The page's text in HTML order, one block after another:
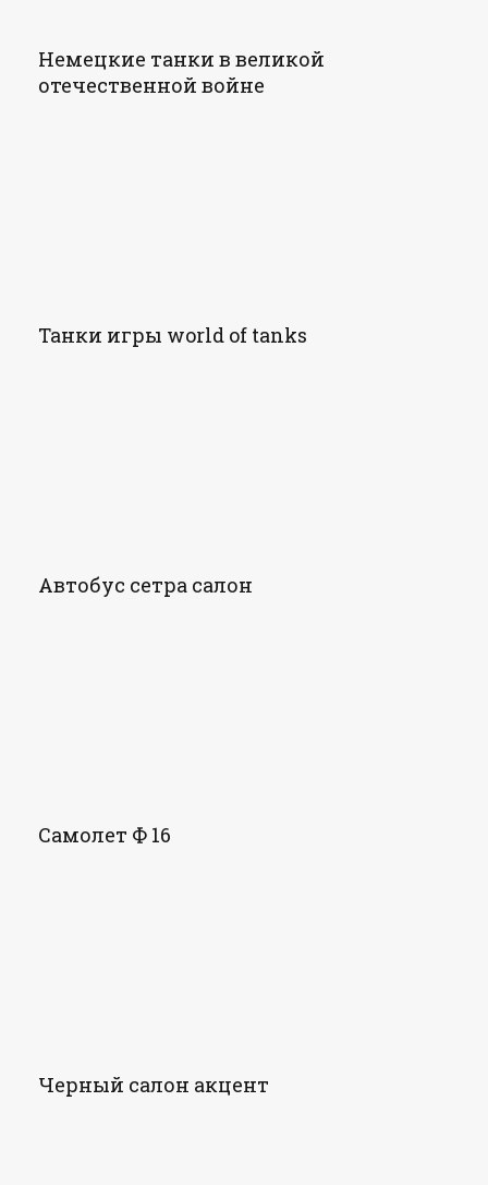
Немецкие танки в великой
отечественной войне
Танки игры world of tanks
Автобус сетра салон
Самолет Ф 16
Черный салон акцент